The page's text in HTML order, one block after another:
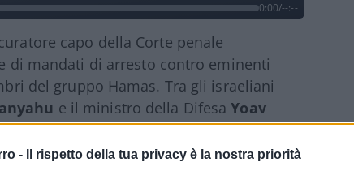
- Il rispetto della tua privacy è la nostra priorità
0:00/--:--
capo della Corte penale
di mandati di arresto contro eminenti
del gruppo Hamas. Tra gli israeliani
e il ministro della DifesaYoav
l’umanità, inclusi la riduzione alla
sofferenze o lesioni gravi, trattamenti
sterminio e persecuzione.